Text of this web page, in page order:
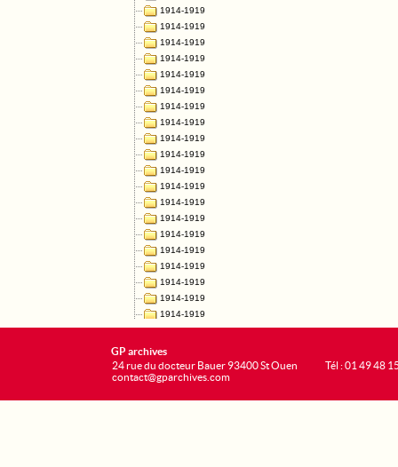
GP archives
24 rue du docteur Bauer 93400 St Ouen
contact@gparchives.com
Tél : 01 49 48